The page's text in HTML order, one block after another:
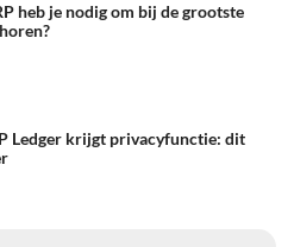
heb je nodig om bij de grootste
Ledger krijgt privacyfunctie: dit